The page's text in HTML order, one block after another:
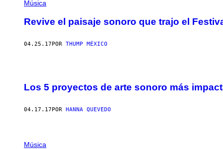
Música
Revive el paisaje sonoro que trajo el
04.25.17 POR THUMP MÉXICO
Los 5 proyectos de arte sonoro más
04.17.17POR HANNA QUEVEDO
Música